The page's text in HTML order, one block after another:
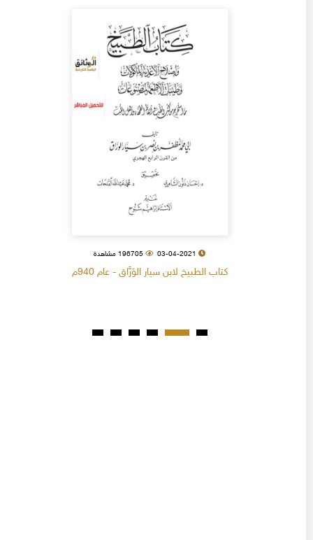
03-04-2021 196705 مشاهدة
كتاب الطبيخ لابن سيار الوَرَّاق - عام 940م